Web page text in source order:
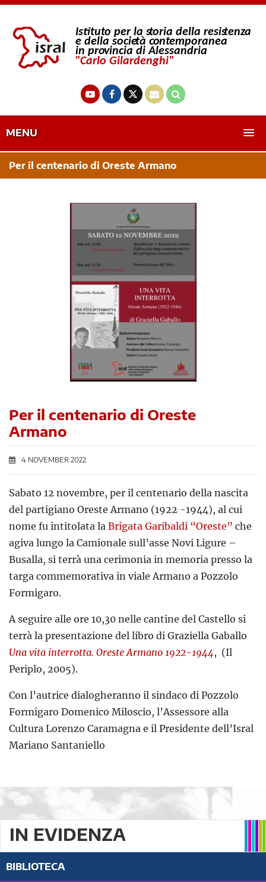
MENU
Per il centenario di Oreste Armano
Per il centenario di Oreste
Armano
4 NOVEMBER 2022
Sabato 12 novembre, per il centenario della nascita
del partigiano Oreste Armano (1922 -1944), al cui
nome fu intitolata la Brigata Garibaldi “Oreste” che
agiva lungo la Camionale sull’asse Novi Ligure –
Busalla, si terrà una cerimonia in memoria presso la
targa commemorativa in viale Armano a Pozzolo
Formigaro.
A seguire alle ore 10,30 nelle cantine del Castello si
terrà la presentazione del libro di Graziella Gaballo
Una vita interrotta. Oreste Armano 1922-1944, (Il
Periplo, 2005).
Con l’autrice dialogheranno il sindaco di Pozzolo
Formigaro Domenico Miloscio, l’Assessore alla
Cultura Lorenzo Caramagna e il Presidente dell’Isral
Mariano Santaniello
IN EVIDENZA
BIBLIOTECA